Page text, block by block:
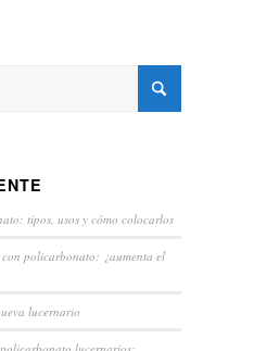
tipos, usos y cómo colocarlos
policarbonato: ¿aumenta el
lucernario